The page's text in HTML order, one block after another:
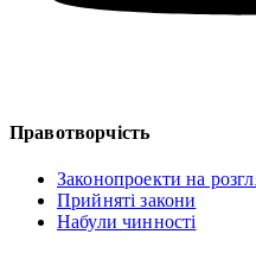
Правотворчість
Законопроекти на
Прийняті закони
Набули чинності